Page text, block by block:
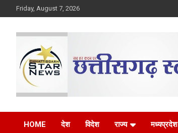
to
Friday, August 7, 2026
Chhattisgarh Star
HOME देश विदेश राज्य मध्यप्रदेश